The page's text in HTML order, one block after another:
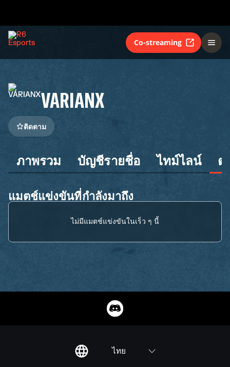
Co-streaming
VARIANX
ติดตาม
ภาพรวม บัญชีรายชื่อ ไทม์ไลน์ ต
แมตช์แข่งขันที่กำลังมาถึง
ไม่มีแมตช์แข่งขันในเร็ว ๆ นี้
ไทย